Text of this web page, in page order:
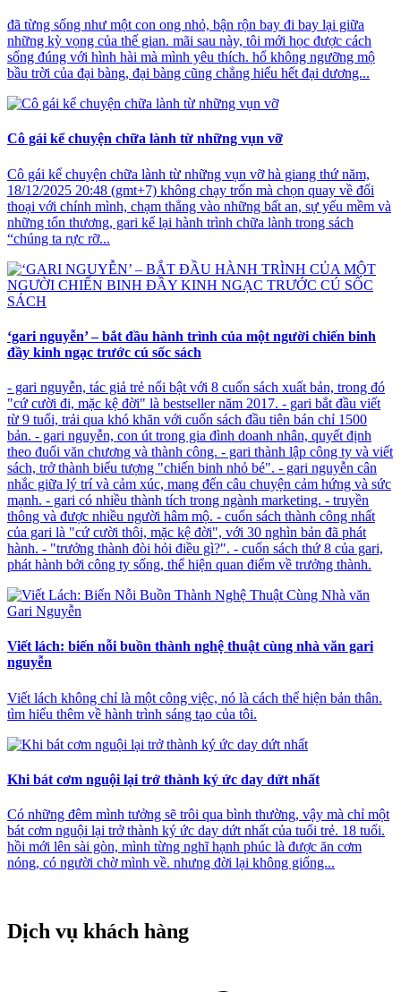
đã từng sống như một con ong nhỏ, bận rộn bay đi bay lại giữa
những kỳ vọng của thế gian. mãi sau này, tôi mới học được cách
sống đúng với hình hài mà mình yêu thích. hổ không ngưỡng mộ
bầu trời của đại bàng, đại bàng cũng chẳng hiểu hết đại dương...
Cô gái kể chuyện chữa lành từ những vụn vỡ
Cô gái kể chuyện chữa lành từ những vụn vỡ hà giang thứ năm,
18/12/2025 20:48 (gmt+7) không chạy trốn mà chọn quay về đối
thoại với chính mình, chạm thẳng vào những bất an, sự yếu mềm và
những tổn thương, gari kể lại hành trình chữa lành trong sách
“chúng ta rực rỡ...
‘gari nguyễn’ – bắt đầu hành trình của một người chiến binh
đầy kinh ngạc trước cú sốc sách
- gari nguyễn, tác giả trẻ nổi bật với 8 cuốn sách xuất bản, trong đó
"cứ cười đi, mặc kệ đời" là bestseller năm 2017. - gari bắt đầu viết
từ 9 tuổi, trải qua khó khăn với cuốn sách đầu tiên bán chỉ 1500
bản. - gari nguyễn, con út trong gia đình doanh nhân, quyết định
theo đuổi văn chương và thành công. - gari thành lập công ty và viết
sách, trở thành biểu tượng "chiến binh nhỏ bé". - gari nguyễn cân
nhắc giữa lý trí và cảm xúc, mang đến câu chuyện cảm hứng và sức
mạnh. - gari có nhiều thành tích trong ngành marketing. - truyền
thông và được nhiều người hâm mộ. - cuốn sách thành công nhất
của gari là "cứ cười thôi, mặc kệ đời", với 30 nghìn bản đã phát
hành. - "trưởng thành đòi hỏi điều gì?". - cuốn sách thứ 8 của gari,
phát hành bởi công ty sống, thể hiện quan điểm về trưởng thành.
Viết lách: biến nỗi buồn thành nghệ thuật cùng nhà văn gari
nguyễn
Viết lách không chỉ là một công việc, nó là cách thể hiện bản thân.
tìm hiểu thêm về hành trình sáng tạo của tôi.
Khi bát cơm nguội lại trở thành ký ức day dứt nhất
Có những đêm mình tưởng sẽ trôi qua bình thường, vậy mà chỉ một
bát cơm nguội lại trở thành ký ức day dứt nhất của tuổi trẻ. 18 tuổi.
hồi mới lên sài gòn, mình từng nghĩ hạnh phúc là được ăn cơm
nóng, có người chờ mình về. nhưng đời lại không giống...
Dịch vụ khách hàng